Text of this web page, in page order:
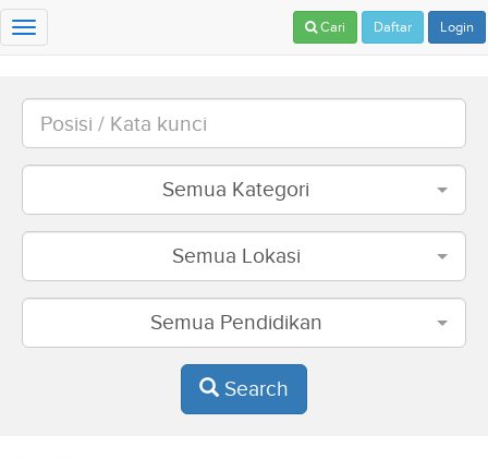
Toggle
Cari Daftar Login
Semua Kategori
Semua Lokasi
Semua Pendidikan
Search